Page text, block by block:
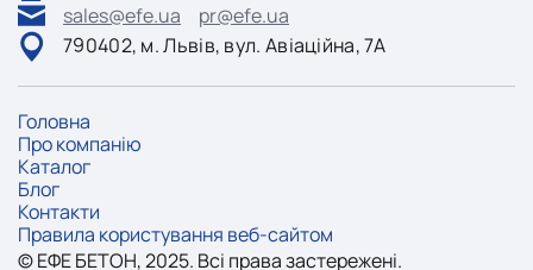
sales@efe.ua
pr@efe.ua
790402, м. Львів, вул. Авіаційна, 7А
©ЕФEБЕТОН, 2025. Всі права застережені.
Головна
Про компанію
Каталог
Блог
Контакти
Правила користування веб-сайтом